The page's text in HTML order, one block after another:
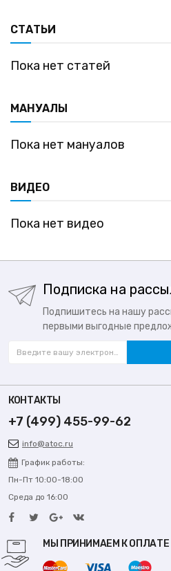
СТАТЬИ
Пока нет статей
МАНУАЛЫ
Пока нет мануалов
ВИДЕО
Пока нет видео
Подписка на
Подпишитесь на нашу
первыми выгодные
КОНТАКТЫ
+7 (499) 455-99-62
info@atoc.ru
График работы:
Пн-Пт 10:00-18:00
Среда до 16:00
МЫ ПРИНИМАЕМ К ОПЛАТЕ